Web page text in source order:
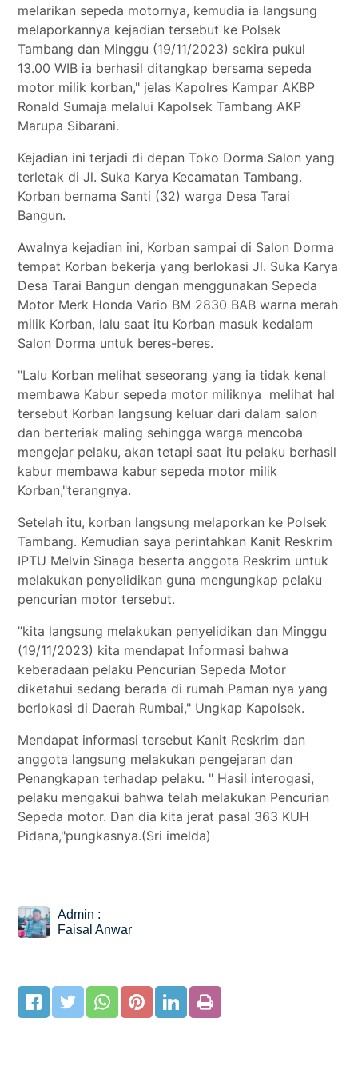
melarikan sepeda motornya, kemudia ia langsung
melaporkannya kejadian tersebut ke Polsek
Tambang dan Minggu (19/11/2023) sekira pukul
13.00 WIB ia berhasil ditangkap bersama sepeda
motor milik korban," jelas Kapolres Kampar AKBP
Ronald Sumaja melalui Kapolsek Tambang AKP
Marupa Sibarani.
Kejadian ini terjadi di depan Toko Dorma Salon yang
terletak di Jl. Suka Karya Kecamatan Tambang.
Korban bernama Santi (32) warga Desa Tarai
Bangun.
Awalnya kejadian ini, Korban sampai di Salon Dorma
tempat Korban bekerja yang berlokasi Jl. Suka Karya
Desa Tarai Bangun dengan menggunakan Sepeda
Motor Merk Honda Vario BM 2830 BAB warna merah
milik Korban, lalu saat itu Korban masuk kedalam
Salon Dorma untuk beres-beres.
"Lalu Korban melihat seseorang yang ia tidak kenal
membawa Kabur sepeda motor miliknya melihat hal
tersebut Korban langsung keluar dari dalam salon
dan berteriak maling sehingga warga mencoba
mengejar pelaku, akan tetapi saat itu pelaku berhasil
kabur membawa kabur sepeda motor milik
Korban,"terangnya.
Setelah itu, korban langsung melaporkan ke Polsek
Tambang. Kemudian saya perintahkan Kanit Reskrim
IPTU Melvin Sinaga beserta anggota Reskrim untuk
melakukan penyelidikan guna mengungkap pelaku
pencurian motor tersebut.
”kita langsung melakukan penyelidikan dan Minggu
(19/11/2023) kita mendapat Informasi bahwa
keberadaan pelaku Pencurian Sepeda Motor
diketahui sedang berada di rumah Paman nya yang
berlokasi di Daerah Rumbai," Ungkap Kapolsek.
Mendapat informasi tersebut Kanit Reskrim dan
anggota langsung melakukan pengejaran dan
Penangkapan terhadap pelaku. " Hasil interogasi,
pelaku mengakui bahwa telah melakukan Pencurian
Sepeda motor. Dan dia kita jerat pasal 363 KUH
Pidana,"pungkasnya.(Sri imelda)
Admin :
Faisal Anwar